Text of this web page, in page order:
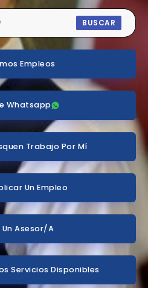
BUSCAR
Empleos
Whatsapp
Trabajo Por Mí
Un Empleo
Un Asesor/a
Servicios Disponibles